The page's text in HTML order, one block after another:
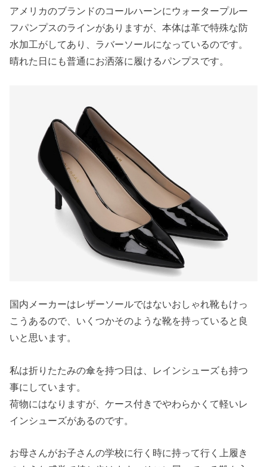
アメリカのブランドのコールハーンにウォータープルー
フパンプスのラインがありますが、本体は革で特殊な防
水加工がしてあり、ラバーソールになっているのです。
晴れた日にも普通にお洒落に履けるパンプスです。
国内メーカーはレザーソールではないおしゃれ靴もけっ
こうあるので、いくつかそのような靴を持っていると良
いと思います。
私は折りたたみの傘を持つ日は、レインシューズも持つ
事にしています。
荷物にはなりますが、ケース付きでやわらかくて軽いレ
インシューズがあるのです。
お母さんがお子さんの学校に行く時に持って行く上履き